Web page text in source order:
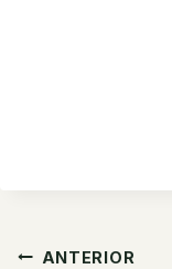
Navegação
ANTERIOR